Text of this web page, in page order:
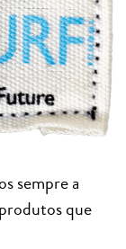
sempre a
que